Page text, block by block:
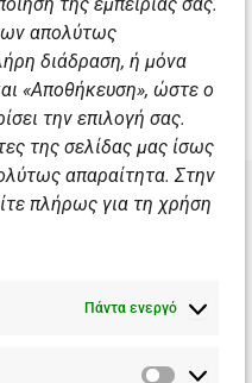
απολύτως
διάδραση, ή μόνα
«Αποθήκευση», ώστε ο
την επιλογή σας.
της σελίδας μας ίσως
απαραίτητα. Στην
πλήρως για τη χρήση
Πάντα ενεργό
Αθλητικές σχολές